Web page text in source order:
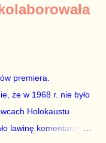
zrywu albo
brutalnej machiny
własnym
działaniom
czasach. Lech
taki, aby zastąpić
premiera.
że w 1968 r. nie było
Holokaustu
lawinę komentarzy w